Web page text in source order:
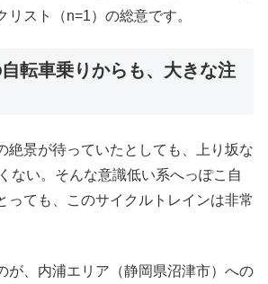
リスト（n=1）の総意です。
転車乗りからも、大きな注
絶景が待っていたとしても、上り坂な
ない。そんな意識低い系へっぽこ自
っても、このサイクルトレインは非常
が、内浦エリア（静岡県沼津市）への